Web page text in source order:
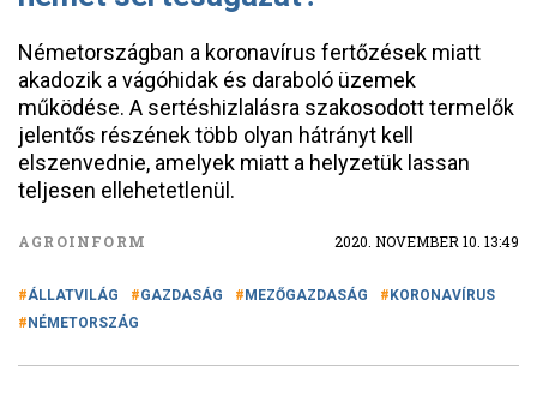
Németországban a koronavírus fertőzések miatt
akadozik a vágóhidak és daraboló üzemek
működése. A sertéshizlalásra szakosodott termelők
jelentős részének több olyan hátrányt kell
elszenvednie, amelyek miatt a helyzetük lassan
teljesen ellehetetlenül.
AGROINFORM 2020. NOVEMBER 10. 13:49
ÁLLATVILÁG GAZDASÁG MEZŐGAZDASÁG
KORONAVÍRUS
NÉMETORSZÁG